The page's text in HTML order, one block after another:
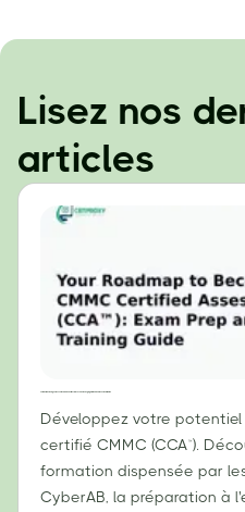
Lisez nos
articles
Développez votre
certifié CMMC (CCA™).
formation dispensée par
CyberAB, la préparation à